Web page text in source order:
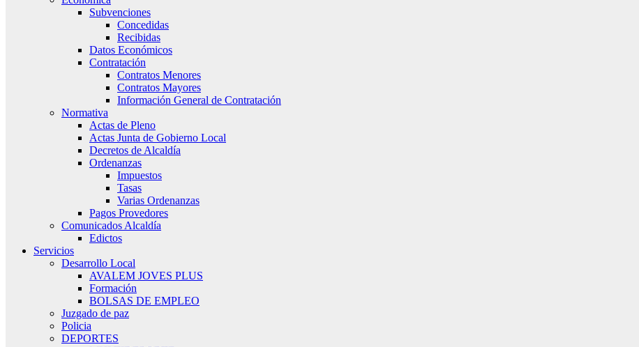
Subvenciones
Concedidas
Recibidas
Datos Económicos
Contratación
Contratos Menores
Contratos Mayores
Información General de Contratación
Normativa
Actas de Pleno
Actas Junta de Gobierno Local
Decretos de Alcaldía
Ordenanzas
Impuestos
Tasas
Varias Ordenanzas
Pagos Provedores
Comunicados Alcaldía
Edictos
Servicios
Desarrollo Local
AVALEM JOVES PLUS
Formación
BOLSAS DE EMPLEO
Juzgado de paz
Policia
DEPORTES